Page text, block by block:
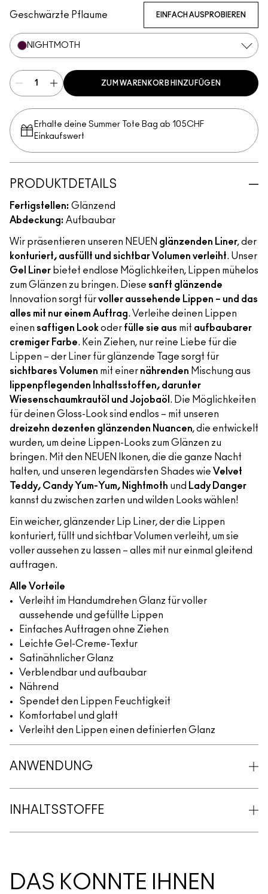
Geschwärzte Pflaume EINFACH AUSPROBIEREN
NIGHTMOTH
ZUM WARENKORB HINZUFÜGEN
Erhalte deine Summer Tote Bag ab 105CHF
Einkaufswert​
PRODUKTDETAILS
Fertigstellen: Glänzend
Abdeckung: Aufbaubar
Wir präsentieren unseren NEUEN glänzenden Liner, der
konturiert, ausfüllt und sichtbar Volumen verleiht. Unser
Gel Liner bietet endlose Möglichkeiten, Lippen mühelos
zum Glänzen zu bringen. Diese sanft glänzende
Innovation sorgt fürvoller aussehende Lippen – und das
alles mit nur einem Auftrag. Verleihe deinen Lippen
einen saftigen Lookoder fülle sie aus mit aufbaubarer
cremiger Farbe. Kein Ziehen, nur reine Liebe für die
Lippen – der Liner für glänzende Tage sorgt für
sichtbares Volumen mit einer nährenden Mischung aus
lippenpflegenden Inhaltsstoffen, darunter
Wiesenschaumkrautöl und Jojobaöl . Die Möglichkeiten
für deinen Gloss-Look sind endlos – mit unseren
dreizehn dezenten glänzenden Nuancen, die entwickelt
wurden, um deine Lippen-Looks zum Glänzen zu
bringen. Mit den NEUEN Ikonen, die die ganze Nacht
halten, und unseren legendärsten Shades wie Velvet
Teddy, Candy Yum-Yum, Nightmoth und Lady Danger
kannst du zwischen zarten und wilden Looks wählen!
Ein weicher, glänzender Lip Liner, der die Lippen
konturiert, füllt und sichtbar Volumen verleiht, um sie
voller aussehen zu lassen – alles mit nur einmal gleitend
auftragen.
Alle Vorteile
Verleiht im Handumdrehen Glanz für voller
aussehende und gefüllte Lippen
Einfaches Auftragen ohne Ziehen
Leichte Gel-Creme-Textur
Satinähnlicher Glanz
Verblendbar und aufbaubar
Nährend
Spendet den Lippen Feuchtigkeit
Komfortabel und glatt
Verleiht den Lippen einen definierten Glanz
ANWENDUNG
INHALTSSTOFFE
DAS KÖNNTE IHNEN